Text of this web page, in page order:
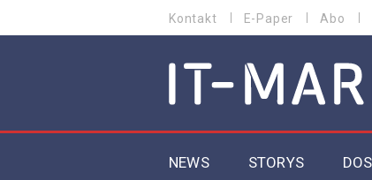
zum
MENU
Kontakt E-Paper Abo
MAIN NAVIGATION
NEWS STORYS